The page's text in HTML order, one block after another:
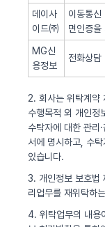
데이사
이드㈜
이동통
면인증을
MG신
용정보
전화상
2. 회사는 위탁계약
수행목적 외 개인정
수탁자에 대한 관리
서에 명시하고, 수
있습니다.
3. 개인정보 보호법
리업무를 재위탁하
4. 위탁업무의 내용